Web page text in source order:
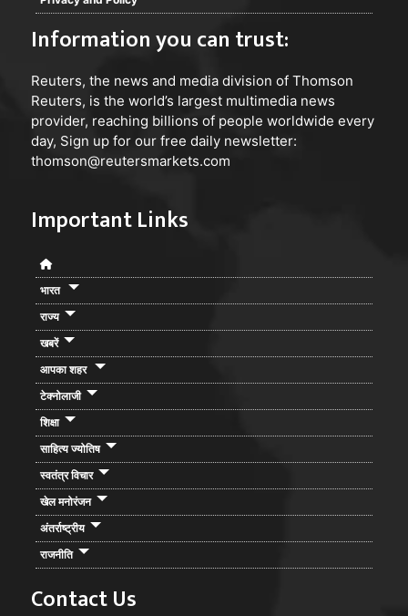
Information you can trust:
Reuters, the news and media division of Thomson
Reuters, is the world’s largest multimedia news
provider, reaching billions of people worldwide every
day, Sign up for our free daily newsletter:
thomson@reutersmarkets.com
Important Links
भारत
राज्य
खबरें
आपका शहर
टेक्नोलाजी
शिक्षा
साहित्य ज्योतिष
स्वतंत्र विचार
खेल मनोरंजन
अंतर्राष्ट्रीय
राजनीति
Contact Us